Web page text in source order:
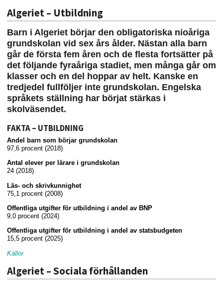
Algeriet – Utbildning
Barn i Algeriet börjar den obligatoriska nioåriga
grundskolan vid sex års ålder. Nästan alla barn
går de första fem åren och de flesta fortsätter på
det följande fyraåriga stadiet, men många går om
klasser och en del hoppar av helt. Kanske en
tredjedel fullföljer inte grundskolan. Engelska
språkets ställning har börjat stärkas i
skolväsendet.
FAKTA – UTBILDNING
Andel barn som börjar grundskolan
97,6 procent (2018)
Antal elever per lärare i grundskolan
24 (2018)
Läs- och skrivkunnighet
75,1 procent (2008)
Offentliga utgifter för utbildning i andel av BNP
9,0 procent (2024)
Offentliga utgifter för utbildning i andel av statsbudgeten
15,5 procent (2025)
Källor
Algeriet – Sociala förhållanden